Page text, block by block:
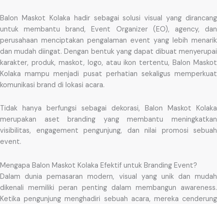
Balon Maskot Kolaka hadir sebagai solusi visual yang dirancang
untuk membantu brand, Event Organizer (EO), agency, dan
perusahaan menciptakan pengalaman event yang lebih menarik
dan mudah diingat. Dengan bentuk yang dapat dibuat menyerupai
karakter, produk, maskot, logo, atau ikon tertentu, Balon Maskot
Kolaka mampu menjadi pusat perhatian sekaligus memperkuat
komunikasi brand di lokasi acara.
Tidak hanya berfungsi sebagai dekorasi, Balon Maskot Kolaka
merupakan aset branding yang membantu meningkatkan
visibilitas, engagement pengunjung, dan nilai promosi sebuah
event.
Mengapa Balon Maskot Kolaka Efektif untuk Branding Event?
Dalam dunia pemasaran modern, visual yang unik dan mudah
dikenali memiliki peran penting dalam membangun awareness.
Ketika pengunjung menghadiri sebuah acara, mereka cenderung